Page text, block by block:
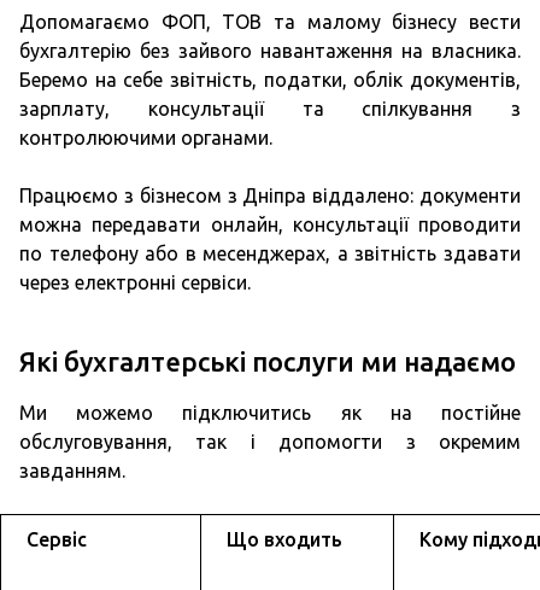
Допомагаємо ФОП, ТОВ та малому бізнесу вести
бухгалтерію без зайвого навантаження на власника.
Беремо на себе звітність, податки, облік документів,
зарплату, консультації та спілкування з
контролюючими органами.
Працюємо з бізнесом з Дніпра віддалено: документи
можна передавати онлайн, консультації проводити
по телефону або в месенджерах, а звітність здавати
через електронні сервіси.
Які бухгалтерські послуги ми надаємо
Ми можемо підключитись як на постійне
обслуговування, так і допомогти з окремим
завданням.
Сервіс Що входить Кому